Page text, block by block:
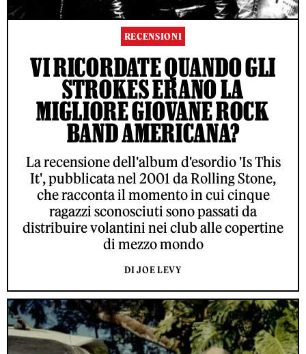
RECENSIONI
VI RICORDATE QUANDO GLI
STROKES ERANO LA
MIGLIORE GIOVANE ROCK
BAND AMERICANA?
La recensione dell'album d'esordio 'Is This
It', pubblicata nel 2001 da Rolling Stone,
che racconta il momento in cui cinque
ragazzi sconosciuti sono passati da
distribuire volantini nei club alle copertine
di mezzo mondo
DI JOE LEVY